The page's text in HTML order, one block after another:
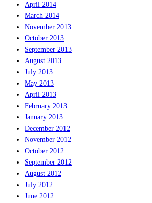
April 2014
March 2014
November 2013
October 2013
September 2013
August 2013
July 2013
May 2013
April 2013
February 2013
January 2013
December 2012
November 2012
October 2012
September 2012
August 2012
July 2012
June 2012